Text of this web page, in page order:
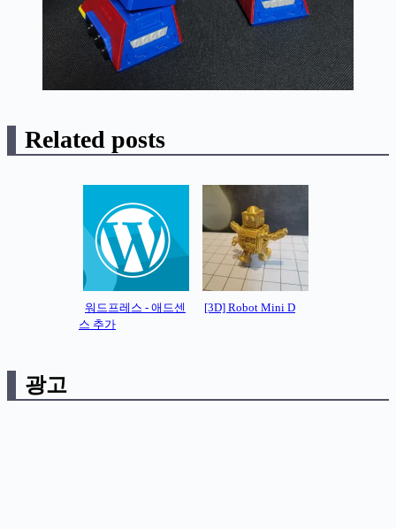
Related posts
워드프레스 - 애드센
스 추가
[3D] Robot Mini D
광고